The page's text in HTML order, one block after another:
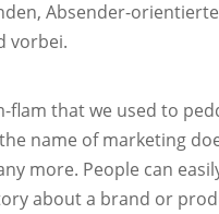
Absender-
vorbei.
flam that we used to
name of marketing
more. People can
about a brand or